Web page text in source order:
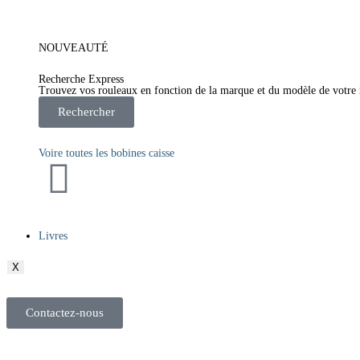
NOUVEAUTÉ
Recherche Express
Trouvez vos rouleaux en fonction de la marque et du modèle de
Rechercher
Voire toutes les bobines caisse
Livres
X
Contactez-nous